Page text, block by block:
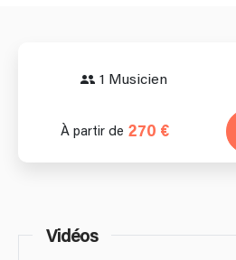
1 Musicien
À partir de 270 €
Vidéos